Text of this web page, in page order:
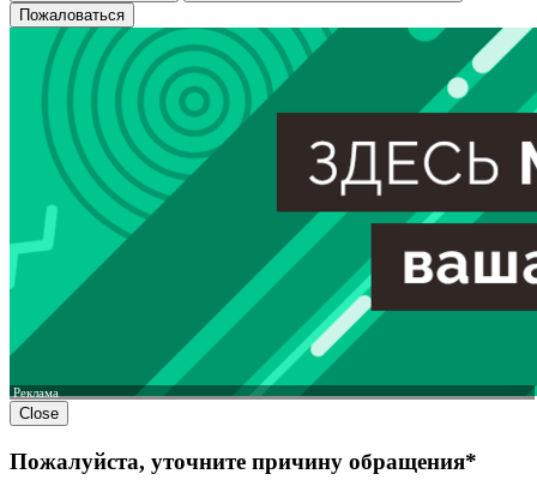
Пожаловаться
Реклама
Close
Пожалуйста, уточните причину обращения*